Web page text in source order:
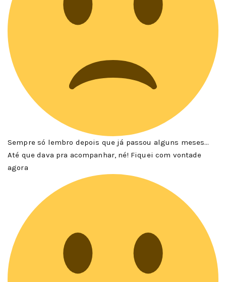
Sempre só lembro depois que já passou alguns meses…
Até que dava pra acompanhar, né! Fiquei com vontade
agora